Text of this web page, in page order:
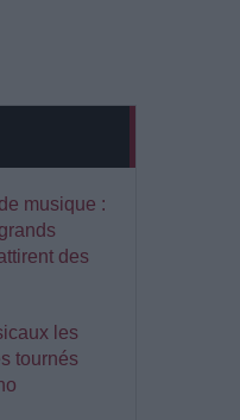
musique :
des
les
tournés